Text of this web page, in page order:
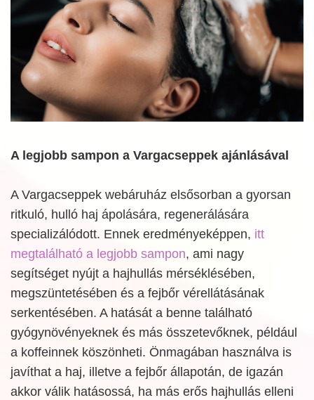
A legjobb sampon a Vargacseppek ajánlásával
A Vargacseppek webáruház elsősorban a gyorsan
ritkuló, hulló haj ápolására, regenerálására
specializálódott. Ennek eredményeképpen, itt
megtalálható a legjobb sampon, ami nagy
segítséget nyújt a hajhullás mérséklésében,
megszüntetésében és a fejbőr vérellátásának
serkentésében. A hatását a benne található
gyógynövényeknek és más összetevőknek, például
a koffeinnek köszönheti. Önmagában használva is
javíthat a haj, illetve a fejbőr állapotán, de igazán
akkor válik hatásossá, ha más erős hajhullás elleni